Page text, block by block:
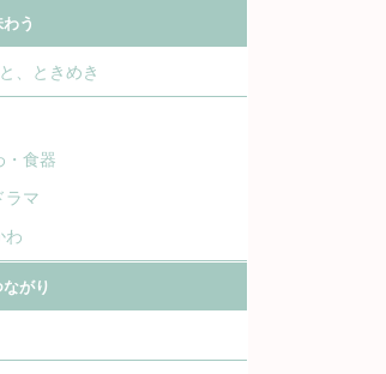
う
、ときめき
・食器
ラマ
わ
がり